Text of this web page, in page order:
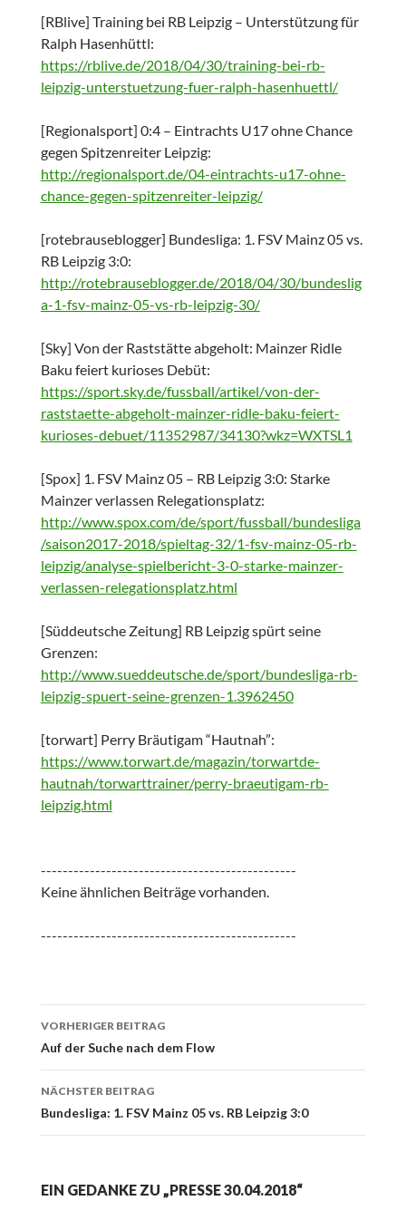
[RBlive] Training bei RB Leipzig – Unterstützung für
Ralph Hasenhüttl:
https://rblive.de/2018/04/30/training-bei-rb-
leipzig-unterstuetzung-fuer-ralph-hasenhuettl/
[Regionalsport] 0:4 – Eintrachts U17 ohne Chance
gegen Spitzenreiter Leipzig:
http://regionalsport.de/04-eintrachts-u17-ohne-
chance-gegen-spitzenreiter-leipzig/
[rotebrauseblogger] Bundesliga: 1. FSV Mainz 05 vs.
RB Leipzig 3:0:
http://rotebrauseblogger.de/2018/04/30/bundeslig
a-1-fsv-mainz-05-vs-rb-leipzig-30/
[Sky] Von der Raststätte abgeholt: Mainzer Ridle
Baku feiert kurioses Debüt:
https://sport.sky.de/fussball/artikel/von-der-
raststaette-abgeholt-mainzer-ridle-baku-feiert-
kurioses-debuet/11352987/34130?wkz=WXTSL1
[Spox] 1. FSV Mainz 05 – RB Leipzig 3:0: Starke
Mainzer verlassen Relegationsplatz:
http://www.spox.com/de/sport/fussball/bundesliga
/saison2017-2018/spieltag-32/1-fsv-mainz-05-rb-
leipzig/analyse-spielbericht-3-0-starke-mainzer-
verlassen-relegationsplatz.html
[Süddeutsche Zeitung] RB Leipzig spürt seine
Grenzen:
http://www.sueddeutsche.de/sport/bundesliga-rb-
leipzig-spuert-seine-grenzen-1.3962450
[torwart] Perry Bräutigam “Hautnah”:
https://www.torwart.de/magazin/torwartde-
hautnah/torwarttrainer/perry-braeutigam-rb-
leipzig.html
-----------------------------------------------
Keine ähnlichen Beiträge vorhanden.
-----------------------------------------------
Beitrags-
Navigation
VORHERIGER BEITRAG
Auf der Suche nach dem Flow
NÄCHSTER BEITRAG
Bundesliga: 1. FSV Mainz 05 vs. RB Leipzig 3:0
EIN GEDANKE ZU „PRESSE 30.04.2018“